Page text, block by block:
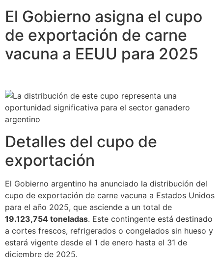
El Gobierno asigna el cupo
de exportación de carne
vacuna a EEUU para 2025
Detalles del cupo de
exportación
El Gobierno argentino ha anunciado la distribución del
cupo de exportación de carne vacuna a Estados Unidos
para el año 2025, que asciende a un total de
19.123,754 toneladas. Este contingente está destinado
a cortes frescos, refrigerados o congelados sin hueso y
estará vigente desde el 1 de enero hasta el 31 de
diciembre de 2025.